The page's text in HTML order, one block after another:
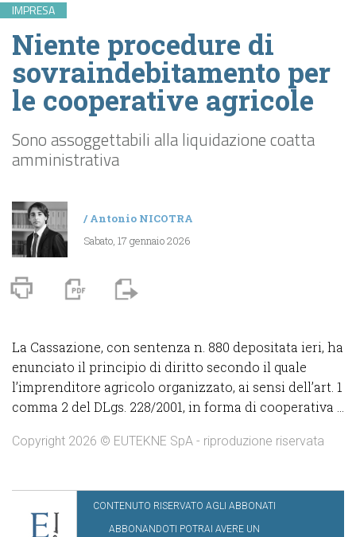
IMPRESA
Niente procedure di
sovraindebitamento per
le cooperative agricole
Sono assoggettabili alla liquidazione coatta
amministrativa
/Antonio NICOTRA
Sabato, 17 gennaio 2026
La Cassazione, con sentenza n. 880 depositata ieri, ha
enunciato il principio di diritto secondo il quale
l’imprenditore agricolo organizzato, ai sensi dell’art. 1
comma 2 del DLgs. 228/2001, in forma di cooperativa ...
Copyright 2026 © EUTEKNE SpA - riproduzione riservata
CONTENUTO RISERVATO AGLI ABBONATI
ABBONANDOTI POTRAI AVERE UN